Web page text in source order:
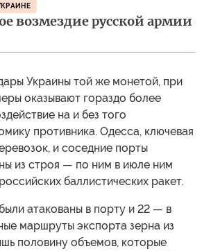
возмездие русской армии
Украины той же монетой, при
оказывают гораздо более
на и без того
противника. Одесса, ключевая
и соседние порты
из строя — по ним в июле ним
баллистических ракет.
атакованы в порту и 22 — в
маршруты экспорта зерна из
половину объемов, которые